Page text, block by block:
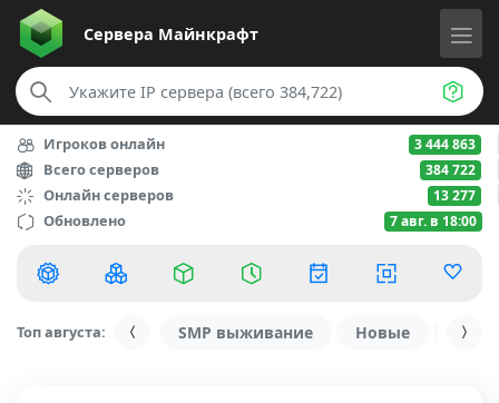
Сервера Майнкрафт
Игроков онлайн 3 444 863
Всего серверов 384 722
Онлайн серверов 13 277
Обновлено 7 авг. в 18:00
Топ августа: SMP выживание Новые С